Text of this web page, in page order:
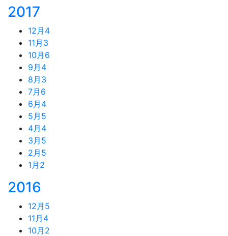
2017
12月 4
11月 3
10月 6
9月 4
8月 3
7月 6
6月 4
5月 5
4月 4
3月 5
2月 5
1月 2
2016
12月 5
11月 4
10月 2